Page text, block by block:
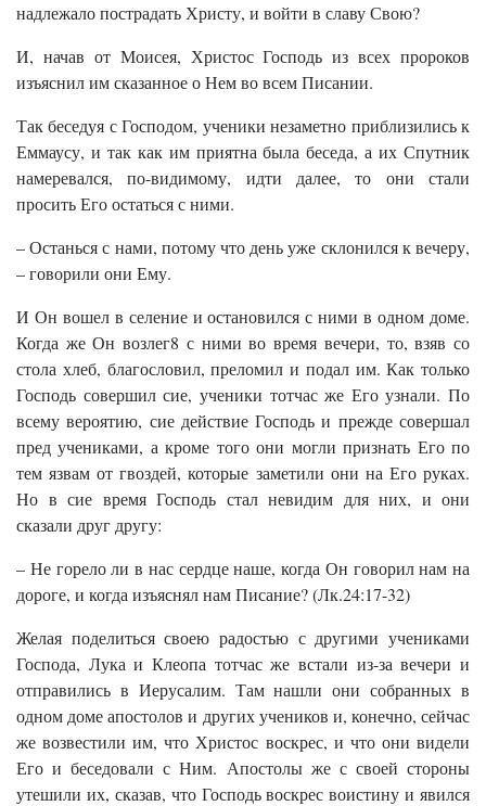
надлежало пострадать Христу, и войти в славу Свою?
И, начав от Моисея, Христос Господь из всех пророков
изъяснил им сказанное о Нем во всем Писании.
Так беседуя с Господом, ученики незаметно приблизились к
Еммаусу, и так как им приятна была беседа, а их Спутник
намеревался, по-видимому, идти далее, то они стали
просить Его остаться с ними.
– Останься с нами, потому что день уже склонился к вечеру,
– говорили они Ему.
И Он вошел в селение и остановился с ними в одном доме.
Когда же Он возлег8 с ними во время вечери, то, взяв со
стола хлеб, благословил, преломил и подал им. Как только
Господь совершил сие, ученики тотчас же Его узнали. По
всему вероятию, сие действие Господь и прежде совершал
пред учениками, а кроме того они могли признать Его по
тем язвам от гвоздей, которые заметили они на Его руках.
Но в сие время Господь стал невидим для них, и они
сказали друг другу:
– Не горело ли в нас сердце наше, когда Он говорил нам на
дороге, и когда изъяснял нам Писание? (Лк.24:17-32)
Желая поделиться своею радостью с другими учениками
Господа, Лука и Клеопа тотчас же встали из-за вечери и
отправились в Иерусалим. Там нашли они собранных в
одном доме апостолов и других учеников и, конечно, сейчас
же возвестили им, что Христос воскрес, и что они видели
Его и беседовали с Ним. Апостолы же с своей стороны
утешили их, сказав, что Господь воскрес воистину и явился